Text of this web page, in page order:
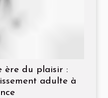
ère du plaisir :
adulte à